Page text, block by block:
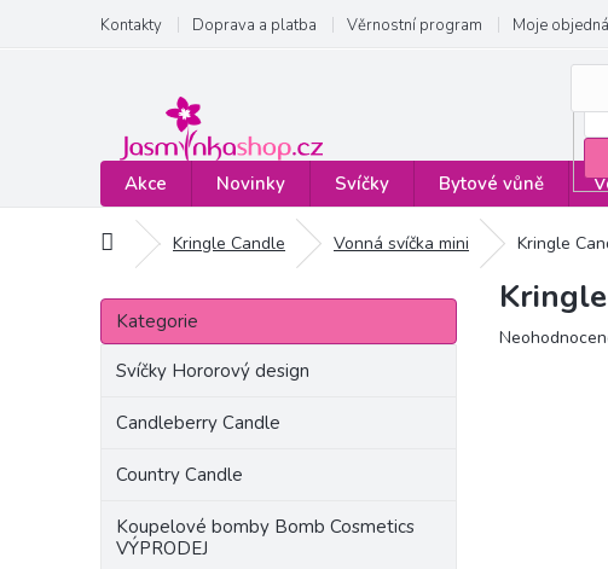
obsah
Kontakty Doprava a platba Věrnostní program Moje
Akce Novinky Svíčky Bytové vůně
Domů Kringle Candle Vonná svíčka mini Kringle
P
s
Přeskočit
kategorie
Kategorie
Svíčky Hororový design
Candleberry Candle
Country Candle
Koupelové bomby Bomb Cosmetics
VÝPRODEJ
Průměrné